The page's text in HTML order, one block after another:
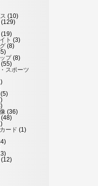
(10)
(129)
(19)
ト (3)
(8)
プ(8)
(55)
スポーツ
(5)
(36)
(48)
ード (1)
(12)